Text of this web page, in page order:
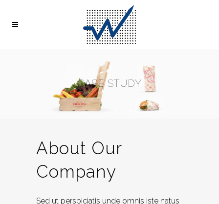
CASE STUDY
About Our
Company
Sed ut perspiciatis unde omnis iste natus